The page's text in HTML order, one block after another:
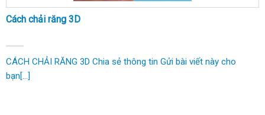
Cách chải răng 3D
CÁCH CHẢI RĂNG 3D Chia sẻ thông tin Gửi bài viết này cho
bạn[...]